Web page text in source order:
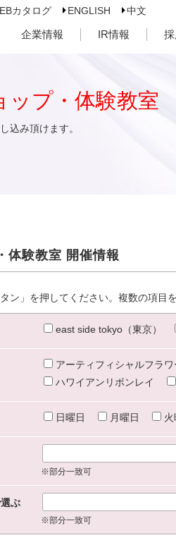
カタログ ENGLISH 中文
企業情報 IR情報
ップ・体験教室
込み頂けます。
体験教室 開催情報
ン」を押してください。複数の項目
east side tokyo（東京）
アーティフィシャルフラワ
ハワイアンリボンレイ
日曜日 月曜日 火
※部分一致可
ぶ
※部分一致可